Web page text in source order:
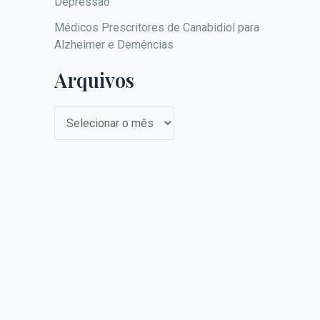
Médicos Prescritores de Canabidiol para
Alzheimer e Demências
Arquivos